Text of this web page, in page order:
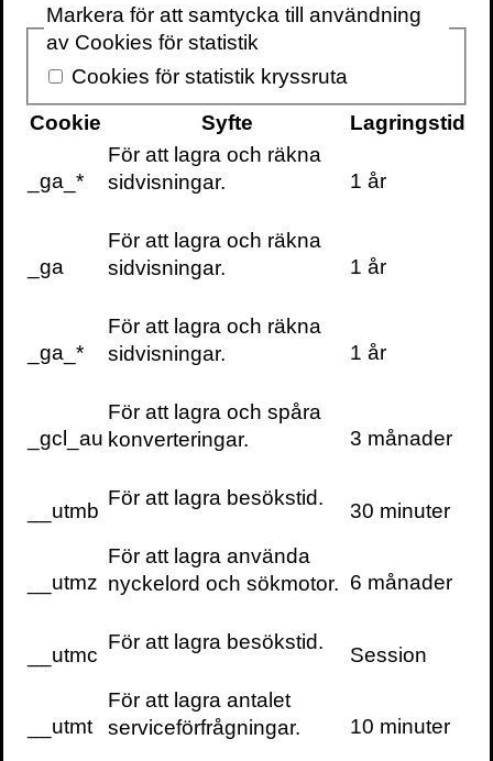
Fler kontaktuppgifter
Cookieinställningar
Markera för att samtycka till användning
av Cookies för statistik
Cookies för statistik kryssruta
Cookie
Syfte Lagringstid
_ga_*
För att lagra och räkna
sidvisningar.
1 år
_ga
För att lagra och räkna
sidvisningar.
1 år
_ga_*
För att lagra och räkna
sidvisningar.
1 år
_gcl_au
För att lagra och spåra
konverteringar.
3 månader
__utmb
För att lagra besökstid.
30 minuter
__utmz
För att lagra använda
nyckelord och sökmotor. 6 månader
__utmc
För att lagra besökstid.
Session
__utmt
För att lagra antalet
serviceförfrågningar.
10 minuter